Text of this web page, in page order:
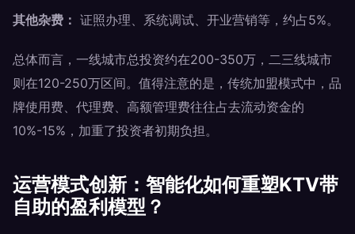
其他杂费： 证照办理、系统调试、开业营销等，约占5%。
总体而言，一线城市总投资约在200-350万，二三线城市
则在120-250万区间。值得注意的是，传统加盟模式中，品
牌使用费、代理费、高额管理费往往占去流动资金的
10%-15%，加重了投资者初期负担。
运营模式创新：智能化如何重塑KTV带
自助的盈利模型？